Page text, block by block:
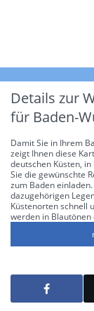
Details zur
für Baden-
Damit Sie in Ihrem
zeigt Ihnen diese
deutschen Küsten,
Sie die gewünschte
zum Baden
dazugehörigen
Küstenorten schnell
werden in
dazwischen werden
Urlaub planen und
beispielsweise
Denn mit dieser
badetaugliche